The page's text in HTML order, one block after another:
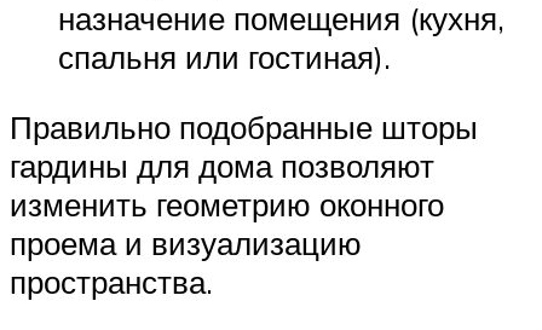
назначение помещения (кухня,
спальня или гостиная).
Правильно подобранные шторы
гардины для дома позволяют
изменить геометрию оконного
проема и визуализацию
пространства.